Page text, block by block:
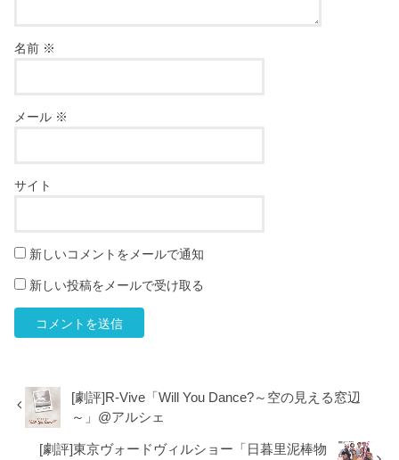
名前 ※
メール ※
サイト
新しいコメントをメールで通知
新しい投稿をメールで受け取る
[劇評]R-Vive「Will You Dance?～空の見える窓辺
～」@アルシェ
[劇評]東京ヴォードヴィルショー「日暮里泥棒物